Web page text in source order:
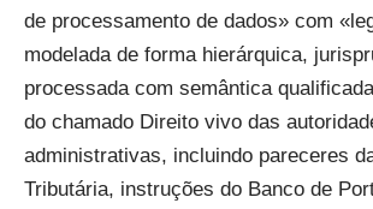
de processamento de dados» com
modelada de forma hierárquica,
processada com semântica
do chamado Direito vivo das
administrativas, incluindo pareceres
Tributária, instruções do Banco de